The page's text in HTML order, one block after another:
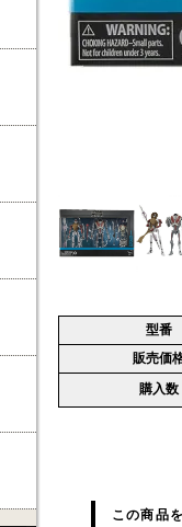
型番
販売価
購入数
この商品